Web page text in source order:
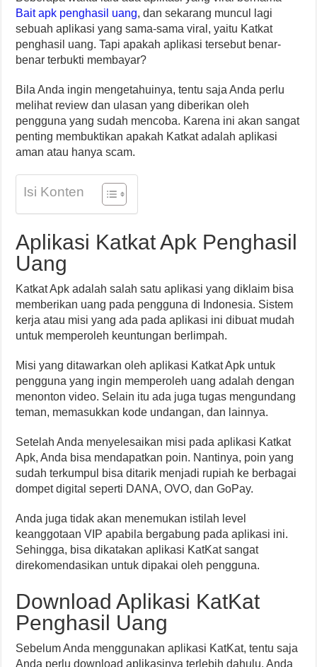
Bait apk penghasil uang, dan sekarang muncul lagi
sebuah aplikasi yang sama-sama viral, yaitu Katkat
penghasil uang. Tapi apakah aplikasi tersebut benar-
benar terbukti membayar?
Bila Anda ingin mengetahuinya, tentu saja Anda perlu
melihat review dan ulasan yang diberikan oleh
pengguna yang sudah mencoba. Karena ini akan sangat
penting membuktikan apakah Katkat adalah aplikasi
aman atau hanya scam.
Isi Konten
Aplikasi Katkat Apk Penghasil
Uang
Katkat Apk adalah salah satu aplikasi yang diklaim bisa
memberikan uang pada pengguna di Indonesia. Sistem
kerja atau misi yang ada pada aplikasi ini dibuat mudah
untuk memperoleh keuntungan berlimpah.
Misi yang ditawarkan oleh aplikasi Katkat Apk untuk
pengguna yang ingin memperoleh uang adalah dengan
menonton video. Selain itu ada juga tugas mengundang
teman, memasukkan kode undangan, dan lainnya.
Setelah Anda menyelesaikan misi pada aplikasi Katkat
Apk, Anda bisa mendapatkan poin. Nantinya, poin yang
sudah terkumpul bisa ditarik menjadi rupiah ke berbagai
dompet digital seperti DANA, OVO, dan GoPay.
Anda juga tidak akan menemukan istilah level
keanggotaan VIP apabila bergabung pada aplikasi ini.
Sehingga, bisa dikatakan aplikasi KatKat sangat
direkomendasikan untuk dipakai oleh pengguna.
Download Aplikasi KatKat
Penghasil Uang
Sebelum Anda menggunakan aplikasi KatKat, tentu saja
Anda perlu download aplikasinya terlebih dahulu. Anda